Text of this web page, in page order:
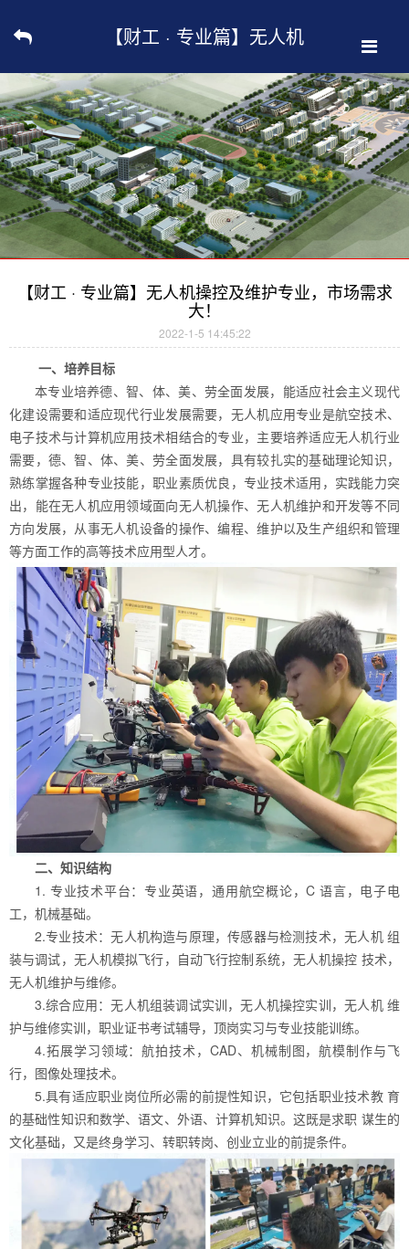
【财工 · 专业篇】无人机
操控及维护专业，市场需
求大！
【财工 · 专业篇】无人机操控及维护专业，市场需求
大！
2022-1-5 14:45:22
一、培养目标
本专业培养德、智、体、美、劳全面发展，能适应社会主义现代
化建设需要和适应现代行业发展需要，无人机应用专业是航空技术、
电子技术与计算机应用技术相结合的专业，主要培养适应无人机行业
需要，德、智、体、美、劳全面发展，具有较扎实的基础理论知识，
熟练掌握各种专业技能，职业素质优良，专业技术适用，实践能力突
出，能在无人机应用领域面向无人机操作、无人机维护和开发等不同
方向发展，从事无人机设备的操作、编程、维护以及生产组织和管理
等方面工作的高等技术应用型人才。
二、知识结构
1. 专业技术平台：专业英语，通用航空概论，C 语言，电子电
工，机械基础。
2.专业技术：无人机构造与原理，传感器与检测技术，无人机 组
装与调试，无人机模拟飞行，自动飞行控制系统，无人机操控 技术，
无人机维护与维修。
3.综合应用：无人机组装调试实训，无人机操控实训，无人机 维
护与维修实训，职业证书考试辅导，顶岗实习与专业技能训练。
4.拓展学习领域：航拍技术，CAD、机械制图，航模制作与飞
行，图像处理技术。
5.具有适应职业岗位所必需的前提性知识，它包括职业技术教 育
的基础性知识和数学、语文、外语、计算机知识。这既是求职 谋生的
文化基础，又是终身学习、转职转岗、创业立业的前提条件。